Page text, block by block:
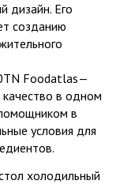
дизайн. Его
созданию
Foodatlas—
в одном
в
условия для
холодильный